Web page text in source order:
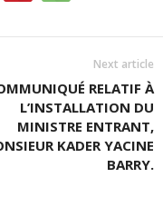
Next article
RELATIF À
L’INSTALLATION DU
MINISTRE ENTRANT,
KADER YACINE
BARRY.